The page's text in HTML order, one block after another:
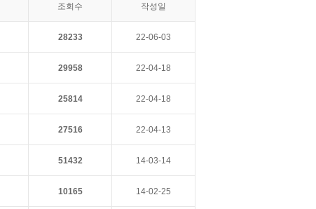
조회수 작성일
28233 22-06-03
29958 22-04-18
25814 22-04-18
27516 22-04-13
51432 14-03-14
10165 14-02-25